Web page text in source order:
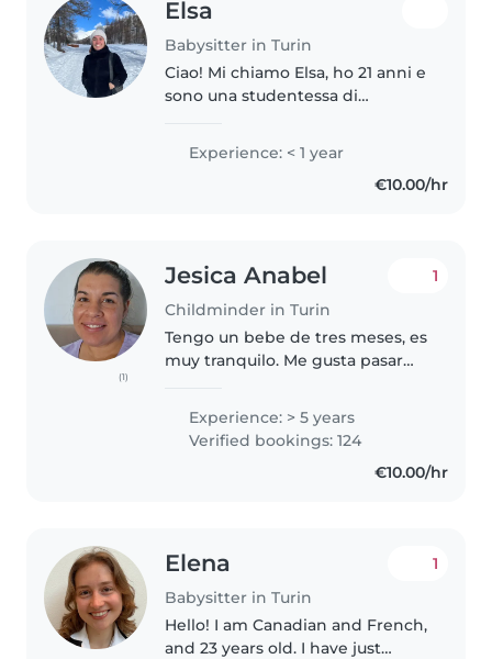
Elsa
Babysitter in Turin
Ciao! Mi chiamo Elsa, ho 21 anni e
sono una studentessa di
tempo con i bambini, sono una
persona paziente, responsabile e
attenta. Studio a tempo pieno..
Experience: < 1 year
€10.00/hr
(1)
Jesica Anabel
Childminder in Turin
1
Tengo un bebe de tres meses, es
muy tranquilo. Me gusta pasar
cuidado de niños hace 5 años
descubrí que ademas de estar
trabajando se puede aprender
Experience: > 5 years
Verified bookings: 124
€10.00/hr
Elena
Babysitter in Turin
1
Hello! I am Canadian and French,
and 23 years old. I have just